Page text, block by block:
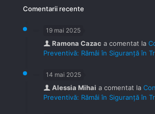
Comentarii recente
19 mai 2025
Ramona Cazac a comentat la
Preventivă: Rămâi în Siguranță în
14 mai 2025
Alessia Mihai a comentat la
Preventivă: Rămâi în Siguranță în